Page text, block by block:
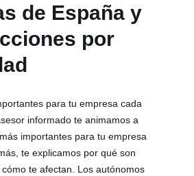
de España y
por
para tu empresa cada
informado te animamos a
importantes para tu empresa
te explicamos por qué son
te afectan. Los autónomos